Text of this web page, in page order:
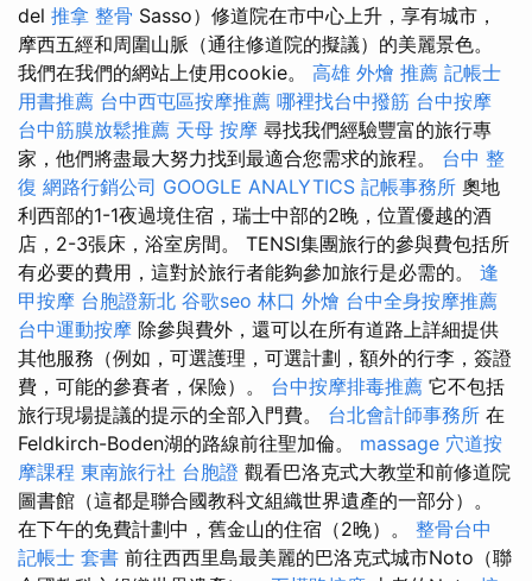
del 推拿 整骨 Sasso）修道院在市中心上升，享有城市，
摩西五經和周圍山脈（通往修道院的擬議）的美麗景色。
我們在我們的網站上使用cookie。 高雄 外燴 推薦 記帳士
用書推薦 台中西屯區按摩推薦 哪裡找台中撥筋 台中按摩
台中筋膜放鬆推薦 天母 按摩 尋找我們經驗豐富的旅行專
家，他們將盡最大努力找到最適合您需求的旅程。 台中 整
復 網路行銷公司 GOOGLE ANALYTICS 記帳事務所 奧地
利西部的1-1夜過境住宿，瑞士中部的2晚，位置優越的酒
店，2-3張床，浴室房間。 TENSI集團旅行的參與費包括所
有必要的費用，這對於旅行者能夠參加旅行是必需的。 逢
甲按摩 台胞證新北 谷歌seo 林口 外燴 台中全身按摩推薦
台中運動按摩 除參與費外，還可以在所有道路上詳細提供
其他服務（例如，可選護理，可選計劃，額外的行李，簽證
費，可能的參賽者，保險）。 台中按摩排毒推薦 它不包括
旅行現場提議的提示的全部入門費。 台北會計師事務所 在
Feldkirch-Boden湖的路線前往聖加倫。 massage 穴道按
摩課程 東南旅行社 台胞證 觀看巴洛克式大教堂和前修道院
圖書館（這都是聯合國教科文組織世界遺產的一部分）。
在下午的免費計劃中，舊金山的住宿（2晚）。 整骨台中
記帳士 套書 前往西西里島最美麗的巴洛克式城市Noto（聯